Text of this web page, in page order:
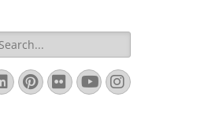
Buscar:
Pinterest
FlickrYouTube
Instagram